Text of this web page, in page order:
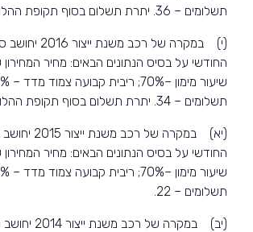
תשלומים – 36. יתרת תשלום בסוף תקופת ההלוואה – 50%.
(י) במקרה של רכב
החודשי על בסיס הנתונים הבאים: מחיר
תשלומים – 34. יתרת תשלום בסוף תקופת ההלוואה – 50%.
(יא) במקרה של
החודשי על בסיס הנתונים הבאים: מחיר
תשלומים – 22.
(יב) במקרה של